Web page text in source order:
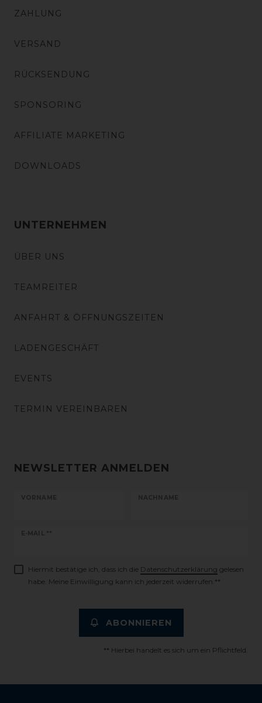
ZAHLUNG
VERSAND
RÜCKSENDUNG
SPONSORING
AFFILIATE MARKETING
DOWNLOADS
UNTERNEHMEN
ÜBER UNS
TEAMREITER
ANFAHRT & ÖFFNUNGSZEITEN
LADENGESCHÄFT
EVENTS
TERMIN VEREINBAREN
NEWSLETTER ANMELDEN
VORNAME NACHNAME
E-MAIL **
Newsletter
Hiermit bestätige ich, dass ich die Daten­schutz­erklärung gelesen
habe. Meine Einwilligung kann ich jederzeit widerrufen.**
ABONNIEREN
** Hierbei handelt es sich um ein Pflichtfeld.